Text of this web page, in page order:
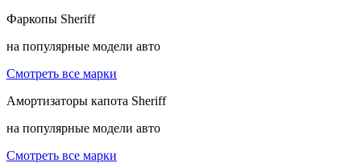
Фаркопы Sheriff
на популярные модели авто
Смотреть все марки
Амортизаторы капота Sheriff
на популярные модели авто
Смотреть все марки